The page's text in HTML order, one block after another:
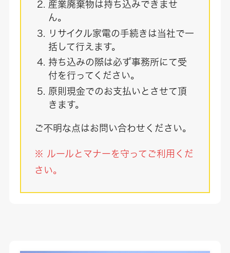
産業廃棄物は持ち込みできませ
ん。
リサイクル家電の手続きは当社で一
括して行えます。
持ち込みの際は必ず事務所にて受
付を行ってください。
原則現金でのお支払いとさせて頂
きます。
ご不明な点はお問い合わせください。
※ ルールとマナーを守ってご利用くだ
さい。